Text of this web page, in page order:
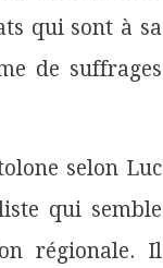
qui sont à sa
de suffrages
selon Luc
qui semble
régionale. Il